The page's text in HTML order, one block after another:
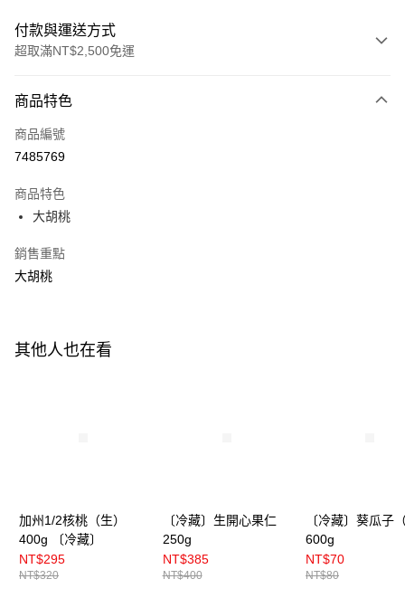
付款與運送方式
超取滿NT$2,500免運
信用卡一次付款
LINE Pay
悠遊付
Google Pay
全盈+PAY
運送方式
免運費
商品特色
商品編號
7485769
商品特色
大胡桃
銷售重點
大胡桃
其他人也在看
加州1/2核桃（生）
400g 〔冷藏〕
NT$295
NT$320
〔冷藏〕生開心果仁
250g
NT$385
NT$400
〔冷藏〕葵瓜子
600g
NT$70
NT$80